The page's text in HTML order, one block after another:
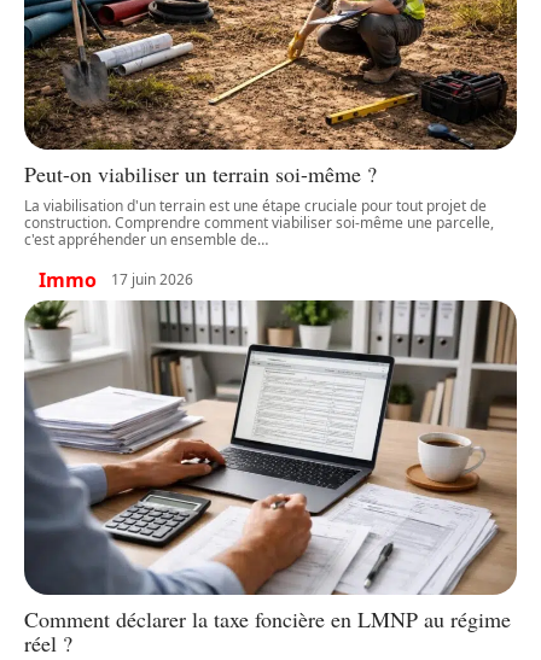
Peut-on viabiliser un terrain soi-même ?
La viabilisation d'un terrain est une étape cruciale pour tout projet de
construction. Comprendre comment viabiliser soi-même une parcelle,
c'est appréhender un ensemble de…
Immo 17 juin 2026
Comment déclarer la taxe foncière en LMNP au régime
réel ?